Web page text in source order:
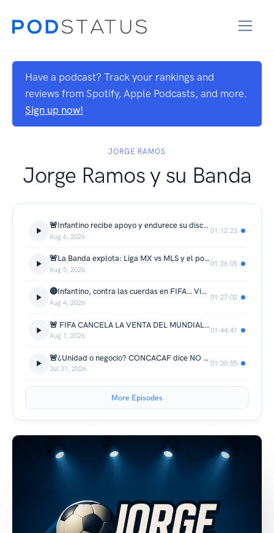
Have a podcast? Track your rankings and
reviews from Spotify, Apple Podcasts, and more.
Sign up now!
JORGE RAMOS
Jorge Ramos y su Banda
🚨Infantino recibe apoyo y endurece su discurso; Vini, cada vez más cerca de quedarse.
Aug 6, 2026
01:12:23
🚨La Banda explota: Liga MX vs MLS y el portazo de Vinicius al Madrid.
Aug 5, 2026
01:26:05
🔴Infantino, contra las cuerdas en FIFA… Vinícius, en el centro de una batalla entre el Madrid y el Arsenal 💥
Aug 4, 2026
01:27:02
🚨 FIFA CANCELA LA VENTA DEL MUNDIAL: INFANTINO SE QUEDA SOLO👀
Aug 1, 2026
01:44:41
🚨¿Unidad o negocio? CONCACAF dice NO al plan de Infantino, pero México y Honduras podrían negociar mientras UEFA lidera la oposición 💥
Jul 31, 2026
01:30:55
More Episodes